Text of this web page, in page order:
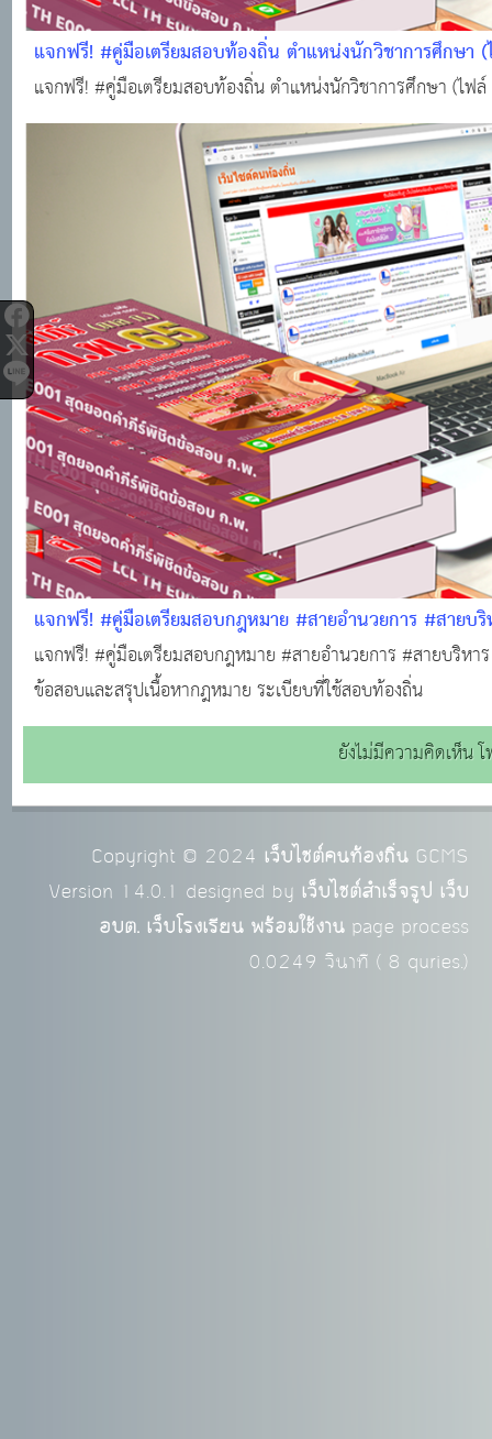
แจกฟรี! #คู่มือเตรียมสอบท้องถิ่น ตำแหน่งนักวิชาการศึกษา
แจกฟรี! #คู่มือเตรียมสอบท้องถิ่น ตำแหน่งนักวิชาการศึกษา (ไฟ
แจกฟรี! #คู่มือเตรียมสอบกฎหมาย #สายอำนวยการ #สาย
แจกฟรี! #คู่มือเตรียมสอบกฎหมาย #สายอำนวยการ #สายบริห
ข้อสอบและสรุปเนื้อหากฎหมาย ระเบียบที่ใช้สอบท้องถิ่น
ยังไม่มีความคิดเห็น
Copyright © 2024 เว็บไซต์คนท้องถิ่นGCMS
Version 14.0.1 designed by เว็บไซต์สำเร็จรูป เว็บ
อบต. เว็บโรงเรียน พร้อมใช้งานpage process
0.0249 วินาที ( 8 quries.)